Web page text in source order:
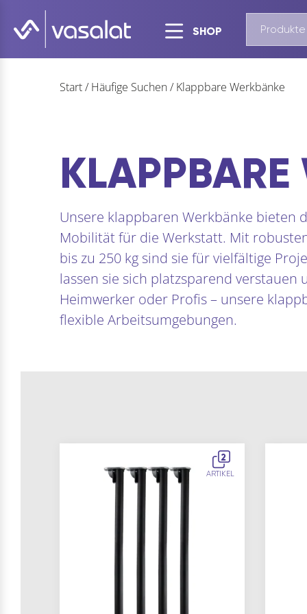
SHOP
Start/ Häufige Suchen/ Klappbare Werkbänke
Unsere klappbaren Werkbänke bieten
Mobilität für die Werkstatt. Mit
bis zu 250 kg sind sie für vielfältige
lassen sie sich platzsparend
Heimwerker oder Profis – unsere
flexible Arbeitsumgebungen.
2
ARTIKEL